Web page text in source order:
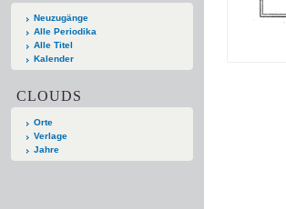
Neuzugänge
Alle Periodika
Alle Titel
Kalender
CLOUDS
Orte
Verlage
Jahre